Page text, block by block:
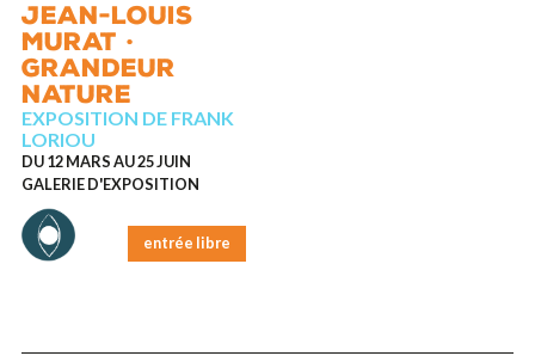
JEAN-LOUIS
MURAT ·
GRANDEUR
NATURE
EXPOSITION DE FRANK
LORIOU
DU 12 MARS AU 25 JUIN
GALERIE D'EXPOSITION
entrée libre